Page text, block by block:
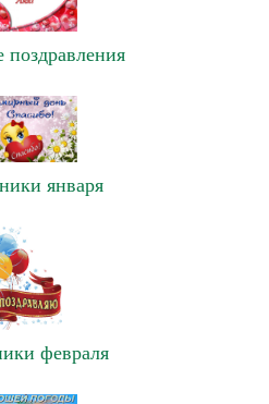
января
февраля